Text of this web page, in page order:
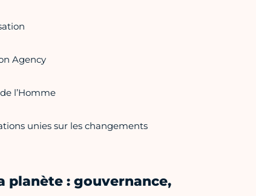
Agency
l’Homme
unies sur les changements
planète : gouvernance,